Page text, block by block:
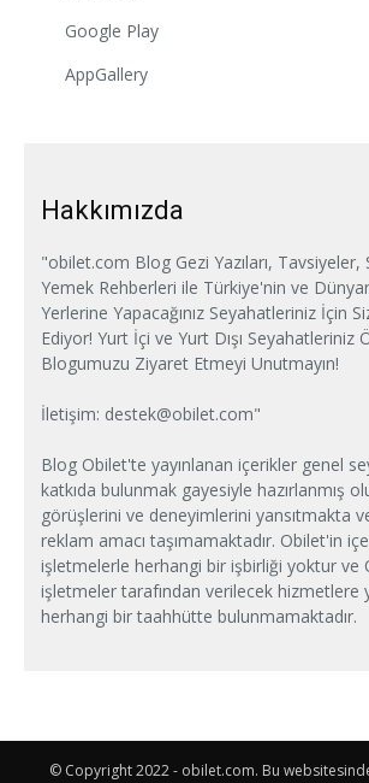
Google Play
AppGallery
Hakkımızda
"obilet.com Blog Gezi Yazıları, Tavsiyeler,
Yemek Rehberleri ile Türkiye'nin ve
Yerlerine Yapacağınız Seyahatleriniz İçin
Ediyor! Yurt İçi ve Yurt Dışı Seyahatleriniz
Blogumuzu Ziyaret Etmeyi Unutmayın!
İletişim: destek@obilet.com"
Blog Obilet'te yayınlanan içerikler genel
katkıda bulunmak gayesiyle hazırlanmış
görüşlerini ve deneyimlerini yansıtmakta
reklam amacı taşımamaktadır. Obilet'in
işletmelerle herhangi bir işbirliği yoktur ve
işletmeler tarafından verilecek hizmetlere
herhangi bir taahhütte bulunmamaktadır.
© Copyright 2022 - obilet.com. Bu